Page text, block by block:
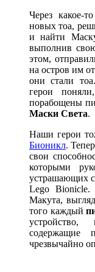
Через какое-
новых тоа,
и найти
выполнив
этом,
на остров им
они стали
герои
порабощены
Маски Света.
Наши герои
Бионикл.
свои
которыми
устрашающих
Lego
Макута,
того каждый
содержащие
чрезвычайно